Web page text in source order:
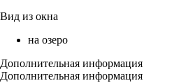
Вид из окна
на озеро
Дополнительная информация
Дополнительная информация